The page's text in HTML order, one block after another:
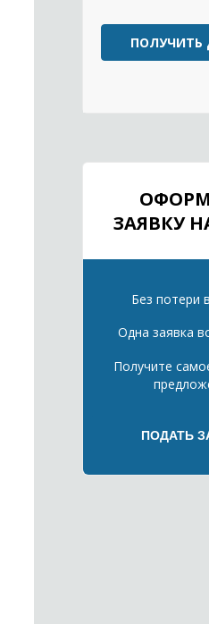
ПОЛУЧИТЬ
ЗАЯВКУ
Без потери
Одна заявка
Получите